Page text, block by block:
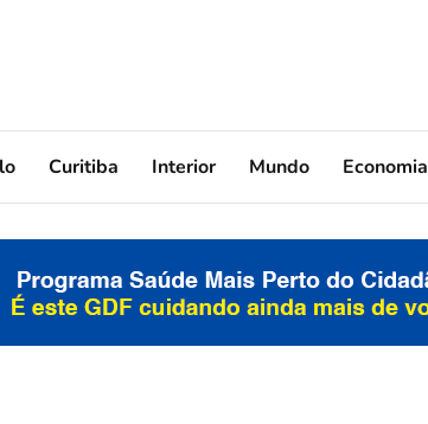
Curitiba Interior Mundo Economia